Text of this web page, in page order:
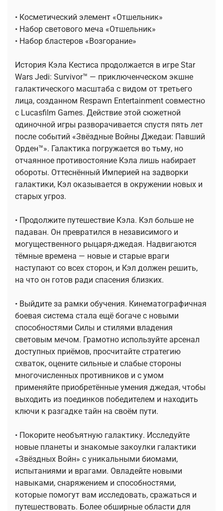
• Косметический элемент «Отшельник»
• Набор светового меча «Отшельник»
• Набор бластеров «Возгорание»
История Кэла Кестиса продолжается в игре Star
Wars Jedi: Survivor™ — приключенческом экшне
галактического масштаба с видом от третьего
лица, созданном Respawn Entertainment совместно
с Lucasfilm Games. Действие этой сюжетной
одиночной игры разворачивается спустя пять лет
после событий «Звёздные Войны Джедаи: Павший
Орден™». Галактика погружается во тьму, но
отчаянное противостояние Кэла лишь набирает
обороты. Оттеснённый Империей на задворки
галактики, Кэл оказывается в окружении новых и
старых угроз.
• Продолжите путешествие Кэла. Кэл больше не
падаван. Он превратился в независимого и
могущественного рыцаря-джедая. Надвигаются
тёмные времена — новые и старые враги
наступают со всех сторон, и Кэл должен решить,
на что он готов ради спасения близких.
• Выйдите за рамки обучения. Кинематографичная
боевая система стала ещё богаче с новыми
способностями Силы и стилями владения
световым мечом. Грамотно используйте арсенал
доступных приёмов, просчитайте стратегию
схваток, оцените сильные и слабые стороны
многочисленных противников и с умом
применяйте приобретённые умения джедая, чтобы
выходить из поединков победителем и находить
ключи к разгадке тайн на своём пути.
• Покорите необъятную галактику. Исследуйте
новые планеты и знакомые закоулки галактики
«Звёздных Войн» с уникальными биомами,
испытаниями и врагами. Овладейте новыми
навыками, снаряжением и способностями,
которые помогут вам исследовать, сражаться и
путешествовать. Более обширные области для